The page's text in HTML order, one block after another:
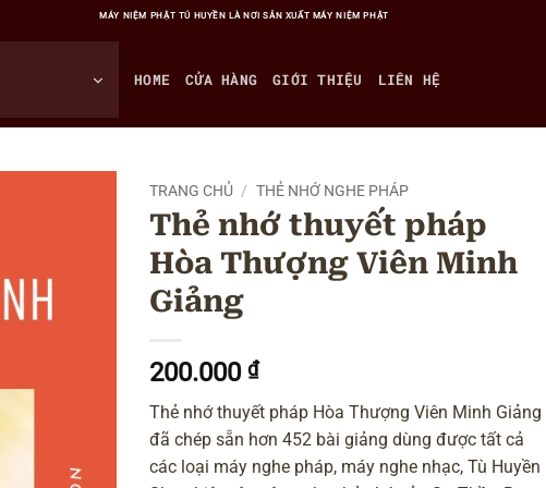
MÁY NIỆM PHẬT TÚ HUYỀN LÀ NƠI SẢN XUẤT MÁY NIỆM PHẬT
HOME CỬA HÀNG GIỚI THIỆU LIÊN HỆ
TRANG CHỦ / THẺ NHỚ NGHE PHÁP
Thẻ nhớ thuyết pháp
Hòa Thượng Viên Minh
Giảng
200.000₫
Thẻ nhớ thuyết pháp Hòa Thượng Viên Minh Giảng
đã chép sẵn hơn 452 bài giảng dùng được tất cả
các loại máy nghe pháp, máy nghe nhạc, Tù Huyền